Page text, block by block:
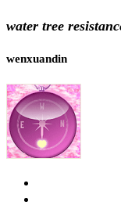
water tree
wenxuandin